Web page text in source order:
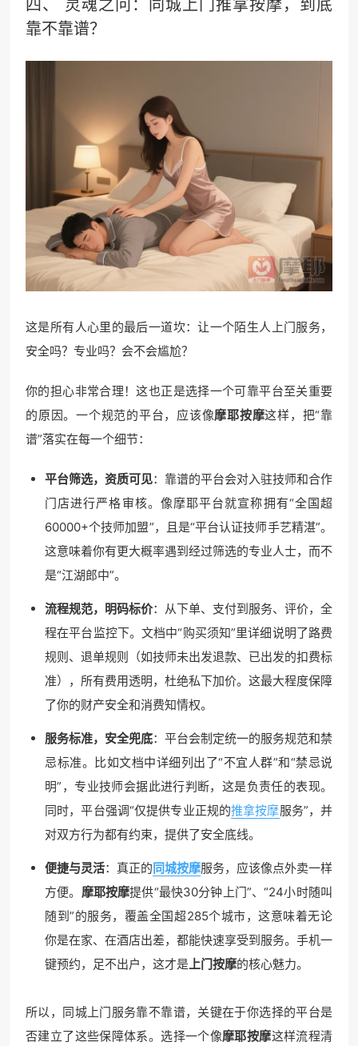
四、 灵魂之问： 同城上门 推拿按摩，到底
靠不靠谱？
这是所有人心里的最后一道坎：让一个陌生人上门服务，
安全吗？专业吗？会不会尴尬？
你的担心非常合理！这也正是选择一个可靠平台至关重要
的原因。一个规范的平台，应该像摩耶按摩这样，把“靠
谱”落实在每一个细节：
平台筛选，资质可见：靠谱的平台会对入驻技师和合作
门店进行严格审核。像摩耶平台就宣称拥有“全国超
60000+个技师加盟”，且是“平台认证技师手艺精湛”。
这意味着你有更大概率遇到经过筛选的专业人士，而不
是“江湖郎中”。
流程规范，明码标价：从下单、支付到服务、评价，全
程在平台监控下。文档中“购买须知”里详细说明了路费
规则、退单规则（如技师未出发退款、已出发的扣费标
准），所有费用透明，杜绝私下加价。这最大程度保障
了你的财产安全和消费知情权。
服务标准，安全兜底：平台会制定统一的服务规范和禁
忌标准。比如文档中详细列出了“不宜人群”和“禁忌说
明”，专业技师会据此进行判断，这是负责任的表现。
同时，平台强调“仅提供专业正规的推拿按摩服务”，并
对双方行为都有约束，提供了安全底线。
便捷与灵活：真正的同城按摩服务，应该像点外卖一样
方便。 摩耶按摩提供“最快30分钟上门”、“24小时随叫
随到”的服务，覆盖全国超285个城市，这意味着无论
你是在家、在酒店出差，都能快速享受到服务。手机一
键预约，足不出户，这才是 上门按摩的核心魅力。
所以，同城上门服务靠不靠谱，关键在于你选择的平台是
否建立了这些保障体系。选择一个像摩耶按摩这样流程清